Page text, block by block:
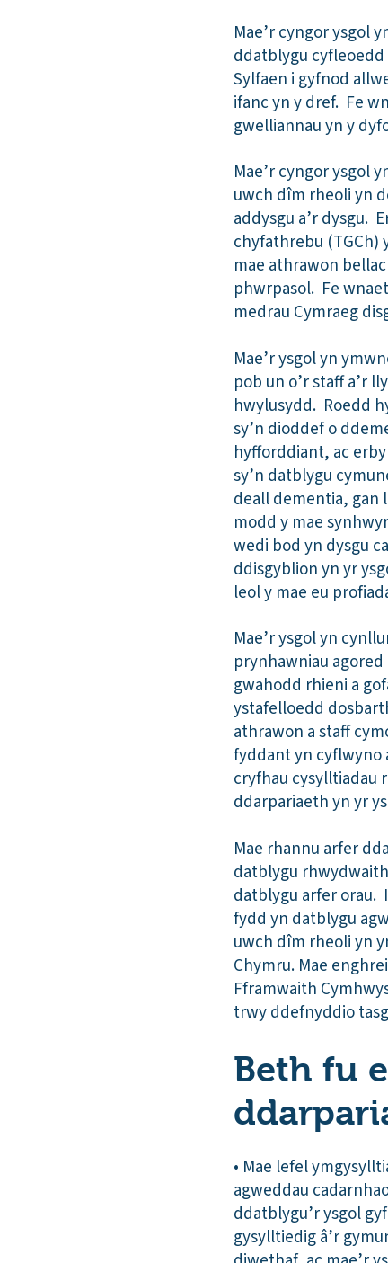
Mae’r cyngor ysgol
ddatblygu cyfleoedd
Sylfaen i gyfnod
ifanc yn y dref. Fe
gwelliannau yn y
Mae’r cyngor ysgol
uwch dîm rheoli yn
addysgu a’r dysgu.
chyfathrebu (TGCh)
mae athrawon
phwrpasol. Fe
medrau Cymraeg
Mae’r ysgol yn
pob un o’r staff a’r
hwylusydd. Roedd
sy’n dioddef o
hyfforddiant, ac
sy’n datblygu
deall dementia, gan
modd y mae
wedi bod yn dysgu
ddisgyblion yn yr
leol y mae eu
Mae’r ysgol yn
prynhawniau
gwahodd rhieni a
ystafelloedd
athrawon a staff
fyddant yn cyflwyno
cryfhau cysylltiadau
ddarpariaeth yn yr
Mae rhannu arfer
datblygu
datblygu arfer orau.
fydd yn datblygu
uwch dîm rheoli yn
Chymru. Mae
Fframwaith
trwy ddefnyddio
Beth fu
• Mae lefel
agweddau
ddatblygu’r ysgol
gysylltiedig â’r